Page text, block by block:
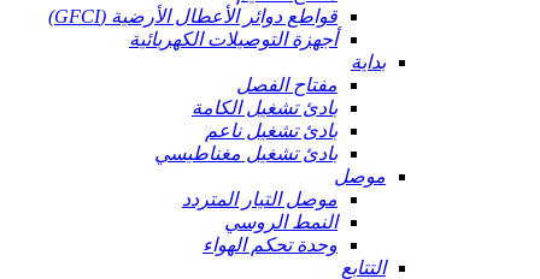
قواطع دوائر الأعطال الأرضية (GFCI)
أجهزة التوصيلات الكهربائية
بداية
مفتاح الفصل
بادئ تشغيل الكامة
بادئ تشغيل ناعم
بادئ تشغيل مغناطيسي
موصل
موصل التيار المتردد
النمط الروسي
وحدة تحكم الهواء
التتابع